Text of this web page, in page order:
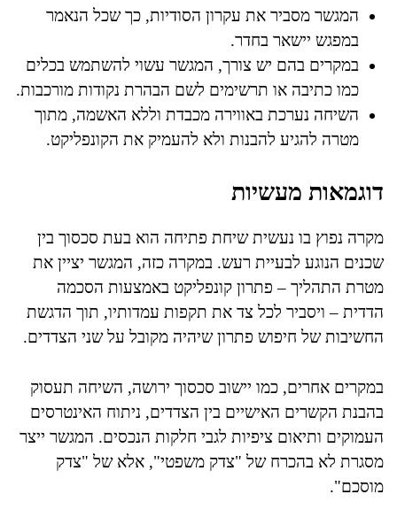
המגשר מסביר את עקרון הסודיות, כך שכל הנאמר
במפגש יישאר בחדר.
במקרים בהם יש צורך, המגשר עשוי להשתמש בכלים
כמו כתיבה או תרשימים לשם הבהרת נקודות מורכבות.
השיחה נערכת באווירה מכבדת וללא האשמה, מתוך
מטרה להגיע להבנות ולא להעמיק את הקונפליקט.
דוגמאות מעשיות
מקרה נפוץ בו נעשית שיחת פתיחה הוא בעת סכסוך בין
שכנים הנוגע לבעיית רעש. במקרה כזה, המגשר יציין את
מטרת התהליך – פתרון קונפליקט באמצעות הסכמה
הדדית – ויסביר לכל צד את תקפות עמדותיו, תוך הדגשת
החשיבות של חיפוש פתרון שיהיה מקובל על שני הצדדים.
במקרים אחרים, כמו יישוב סכסוך ירושה, השיחה תעסוק
בהבנת הקשרים האישיים בין הצדדים, ניתוח האינטרסים
העמוקים ותיאום ציפיות לגבי חלקות הנכסים. המגשר ייצר
מסגרת לא בהכרח של "צדק משפטי", אלא של "צדק
מוסכם".